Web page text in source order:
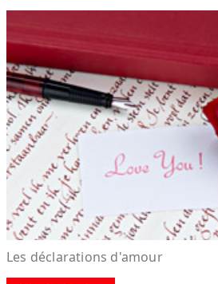
Les déclarations d'amour